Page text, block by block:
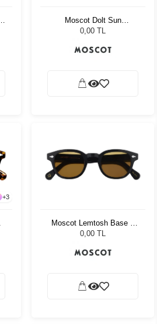
Moscot Dolt Sun
Flesh/Tortoise Cr-39 Pl
0,00 TL
+3
Moscot Lemtosh Base 2
Sun 49 Black Amber
0,00 TL